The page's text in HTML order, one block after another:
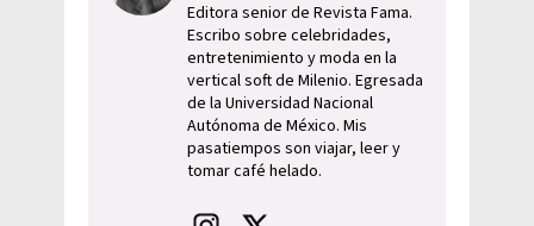
Editora senior de Revista Fama.
Escribo sobre celebridades,
entretenimiento y moda en la
vertical soft de Milenio. Egresada
de la Universidad Nacional
Autónoma de México. Mis
pasatiempos son viajar, leer y
tomar café helado.